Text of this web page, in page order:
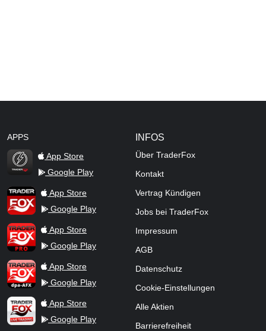
APPS
TraderFox Flash
App Store
Google Play
TraderFox AppApp Store
Google Play
TraderFox ProApp Store
Google Play
TraderFox dpa-AFX ProFeed
App Store
Google Play
TraderFox Live Trading
App Store
Google Play
INFOS
Über TraderFox
Kontakt
Vertrag Kündigen
Jobs bei TraderFox
Impressum
AGB
Datenschutz
Cookie-Einstellungen
Alle Aktien
Barrierefreiheit